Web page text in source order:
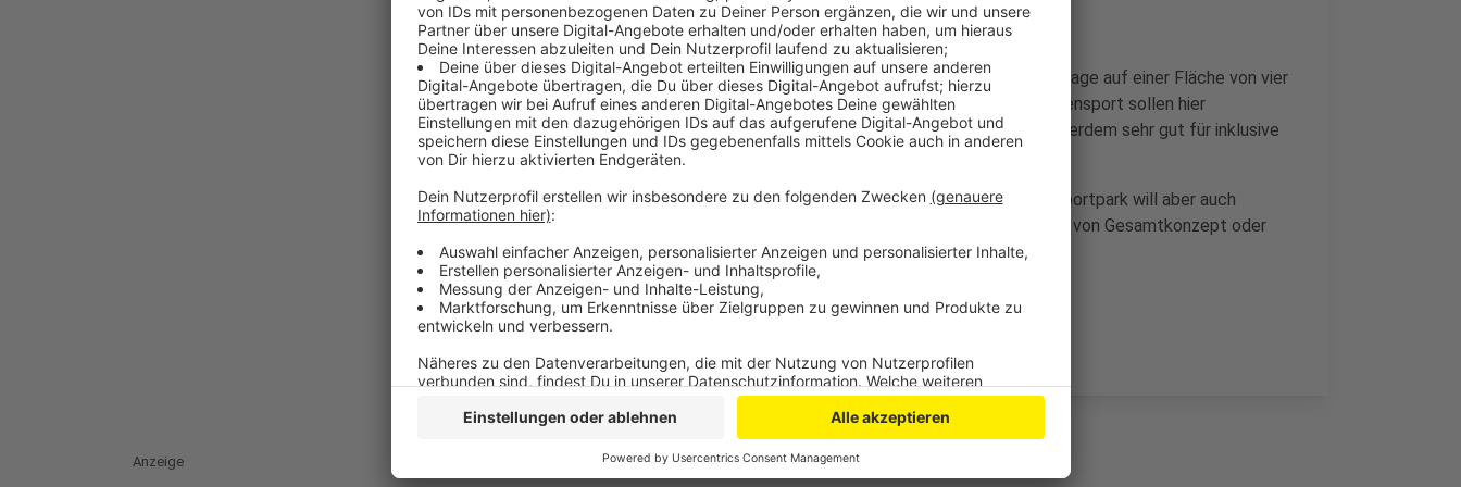
Durch die Veränderungen soll eine moderne Sport- und Freizeitanlage auf einer Fläche von vier
Hektar entstehen. Sowohl Wettkampf- als auch Schul- und Breitensport sollen hier
stattfinden. Die geplanten Leichtathletik-Anlagen sollen sich außerdem sehr gut für inklusive
Sportangebote nutzen lassen, heißt es in den Plänen.
Das Bewerbungsverfahren um die Fördergelder läuft noch. Der Sportpark will aber auch
darüber hinaus noch die Augen offen halten, wie eine Finanzierung von Gesamtkonzept oder
einzelnen Teilen davon ermöglicht werden könne.
Anzeige
Anzeige